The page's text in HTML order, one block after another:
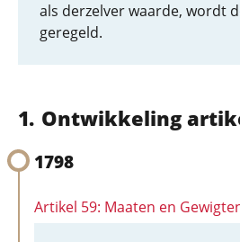
als derzelver waarde, wordt
geregeld.
Ontwikkeling
1798
Artikel 59: Maaten en